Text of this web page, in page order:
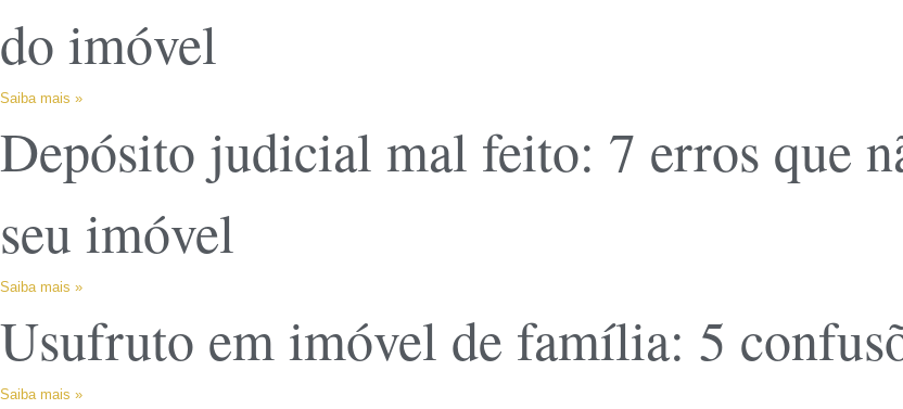
do imóvel
Saiba mais »
Depósito judicial mal feito: 7 erros que
seu imóvel
Saiba mais »
Usufruto em imóvel de família: 5
Saiba mais »